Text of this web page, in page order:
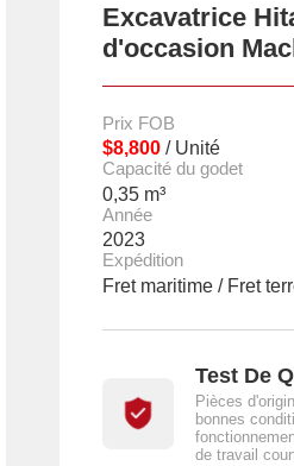
Excavatrice
d'occasion
Prix FOB
$8,800 / Unité
Capacité du godet
0,35 m³
Année
2023
Expédition
Fret maritime / Fret
Test De
Pièces
bonnes
de travail